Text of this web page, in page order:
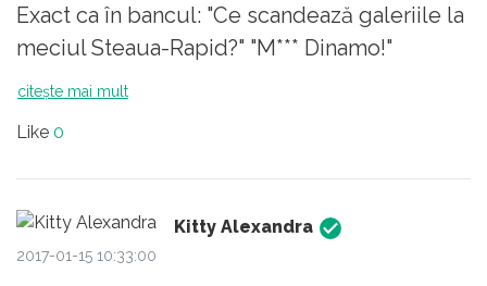
Exact ca în bancul: "Ce scandează galeriile la
meciul Steaua-Rapid?" "M*** Dinamo!"
citește mai mult
Like 0
Kitty Alexandra
2017-01-15 10:33:00